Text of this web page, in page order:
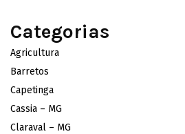
Categorias
Agricultura
Barretos
Capetinga
Cassia – MG
Claraval – MG